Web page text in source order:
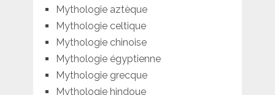
Mythologie aztèque
Mythologie celtique
Mythologie chinoise
Mythologie égyptienne
Mythologie grecque
Mythologie hindoue